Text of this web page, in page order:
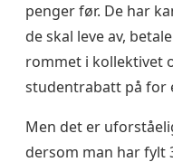
penger før. De har
de skal leve av,
rommet i kollektivet
studentrabatt på for
Men det er
dersom man har fylt